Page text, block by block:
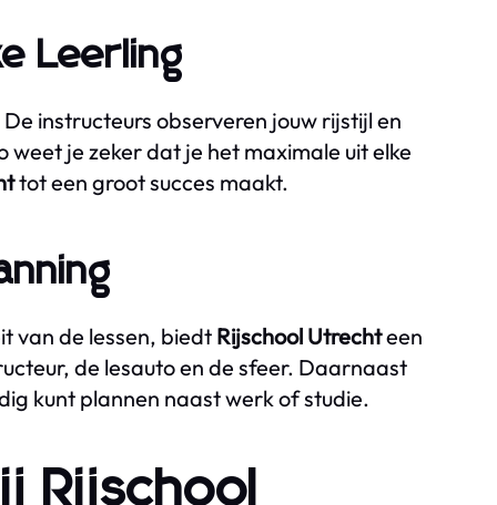
Leerling
instructeurs observeren jouw rijstijl en
weet je zeker dat je het maximale uit elke
tot een groot succes maakt.
van de lessen, biedt Rijschool Utrechteen
de lesauto en de sfeer. Daarnaast
kunt plannen naast werk of studie.
Rijschool